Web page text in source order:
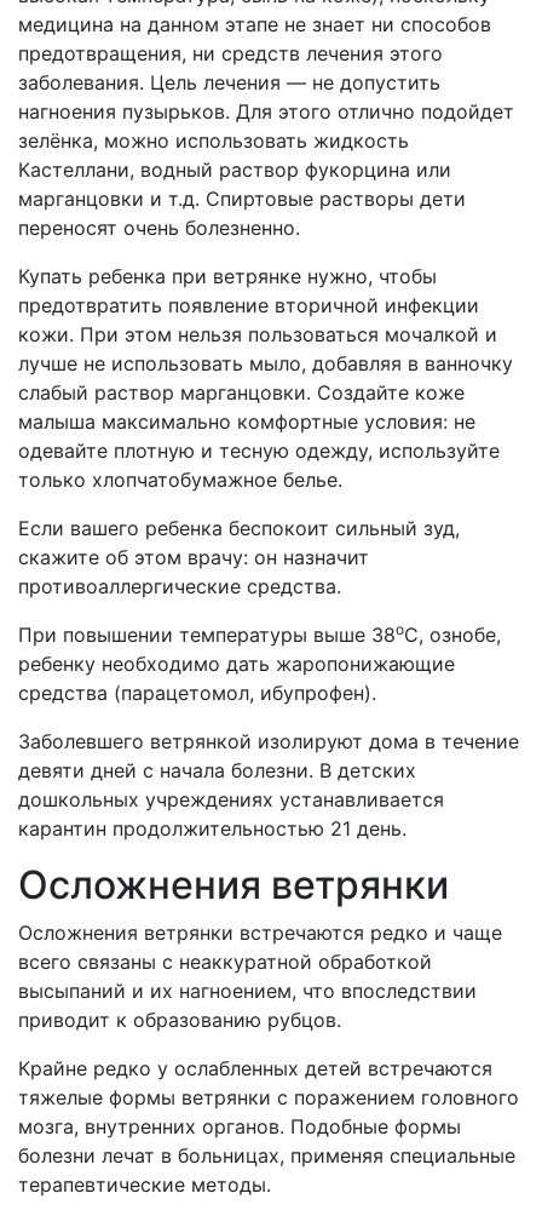
медицина на данном этапе не знает ни способов
предотвращения, ни средств лечения этого
заболевания. Цель лечения — не допустить
нагноения пузырьков. Для этого отлично подойдет
зелёнка, можно использовать жидкость
Кастеллани, водный раствор фукорцина или
марганцовки и т.д. Спиртовые растворы дети
переносят очень болезненно.
Купать ребенка при ветрянке нужно, чтобы
предотвратить появление вторичной инфекции
кожи. При этом нельзя пользоваться мочалкой и
лучше не использовать мыло, добавляя в ванночку
слабый раствор марганцовки. Создайте коже
малыша максимально комфортные условия: не
одевайте плотную и тесную одежду, используйте
только хлопчатобумажное белье.
Если вашего ребенка беспокоит сильный зуд,
скажите об этом врачу: он назначит
противоаллергические средства.
При повышении температуры выше 38оС, ознобе,
ребенку необходимо дать жаропонижающие
средства (парацетомол, ибупрофен).
Заболевшего ветрянкой изолируют дома в течение
девяти дней с начала болезни. В детских
дошкольных учреждениях устанавливается
карантин продолжительностью 21 день.
Осложнения ветрянки
Осложнения ветрянки встречаются редко и чаще
всего связаны с неаккуратной обработкой
высыпаний и их нагноением, что впоследствии
приводит к образованию рубцов.
Крайне редко у ослабленных детей встречаются
тяжелые формы ветрянки с поражением головного
мозга, внутренних органов. Подобные формы
болезни лечат в больницах, применяя специальные
терапевтические методы.